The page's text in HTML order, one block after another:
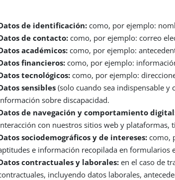
de identificación: como, por ejemplo:
de contacto: como, por ejemplo: correo
académicos: como, por ejemplo:
financieros: como, por ejemplo:
tecnológicos:como, por ejemplo:
sensibles (solo cuando sea indispensable
sobre discapacidad.
de navegación y comportamiento
con nuestros sitios web y plataformas,
sociodemográficos y de intereses: como,
e información recopilada en formularios
contractuales y laborales: en el caso de
incluyendo datos laborales,